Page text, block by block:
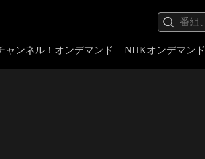
ャンネル！オンデマンド NHKオンデマンド